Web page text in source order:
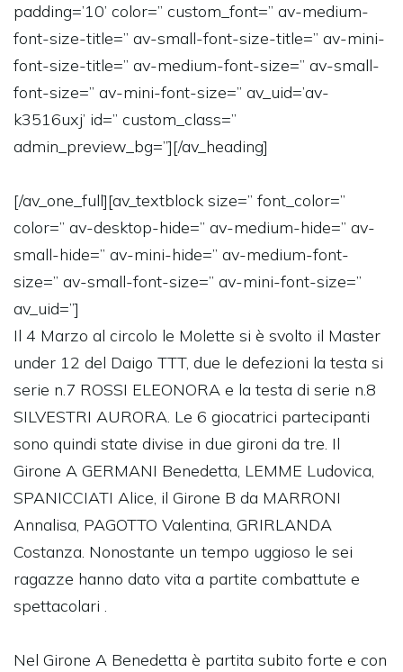
padding=’10’ color=” custom_font=” av-medium-
font-size-title=” av-small-font-size-title=” av-mini-
font-size-title=” av-medium-font-size=” av-small-
font-size=” av-mini-font-size=” av_uid=’av-
k3516uxj’ id=” custom_class=”
admin_preview_bg=”][/av_heading]
[/av_one_full][av_textblock size=” font_color=”
color=” av-desktop-hide=” av-medium-hide=” av-
small-hide=” av-mini-hide=” av-medium-font-
size=” av-small-font-size=” av-mini-font-size=”
av_uid=”]
Il 4 Marzo al circolo le Molette si è svolto il Master
under 12 del Daigo TTT, due le defezioni la testa si
serie n.7 ROSSI ELEONORA e la testa di serie n.8
SILVESTRI AURORA. Le 6 giocatrici partecipanti
sono quindi state divise in due gironi da tre. Il
Girone A GERMANI Benedetta, LEMME Ludovica,
SPANICCIATI Alice, il Girone B da MARRONI
Annalisa, PAGOTTO Valentina, GRIRLANDA
Costanza. Nonostante un tempo uggioso le sei
ragazze hanno dato vita a partite combattute e
spettacolari .
Nel Girone A Benedetta è partita subito forte e con